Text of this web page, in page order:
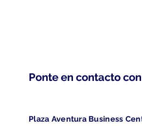
Ponte en contacto
Plaza Aventura Business